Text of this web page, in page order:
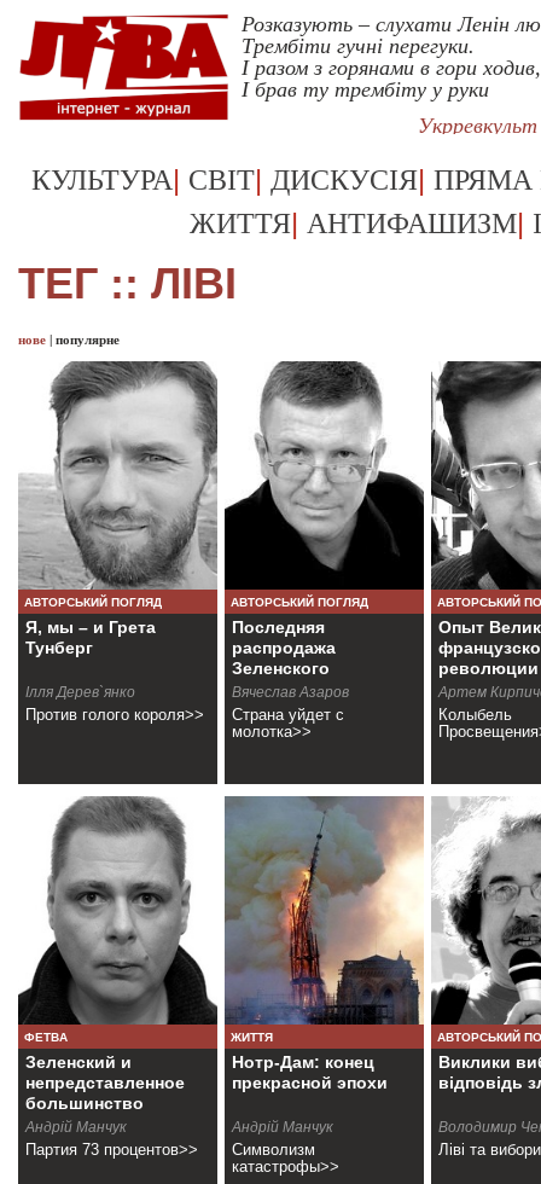
Розказують – слухати Ленін
Трембіти гучні перегуки.
І разом з горянами в гори ходив,
І брав ту трембіту у руки
КУЛЬТУРА| СВІТ| ДИСКУСІЯ| ПРЯМА
ЖИТТЯ| АНТИФАШИЗМ|
ТЕГ :: ЛІВІ
нове | популярне
АВТОРСЬКИЙ ПОГЛЯД
Я, мы – и Грета
Тунберг
Ілля Дерев`янко
Против голого короля>>
АВТОРСЬКИЙ ПОГЛЯД
Последняя
распродажа
Зеленского
Вячеслав Азаров
Страна уйдет с
молотка>>
АВТОРСЬКИЙ
Опыт
революции
Артем
Колыбель
ФЕТВА
Зеленский и
непредставленное
большинство
Андрій Манчук
Партия 73 процентов>>
ЖИТТЯ
Нотр-Дам: конец
прекрасной эпохи
Андрій Манчук
Символизм
катастрофы>>
АВТОРСЬКИЙ
Виклики
відповідь
Володимир
Ліві та